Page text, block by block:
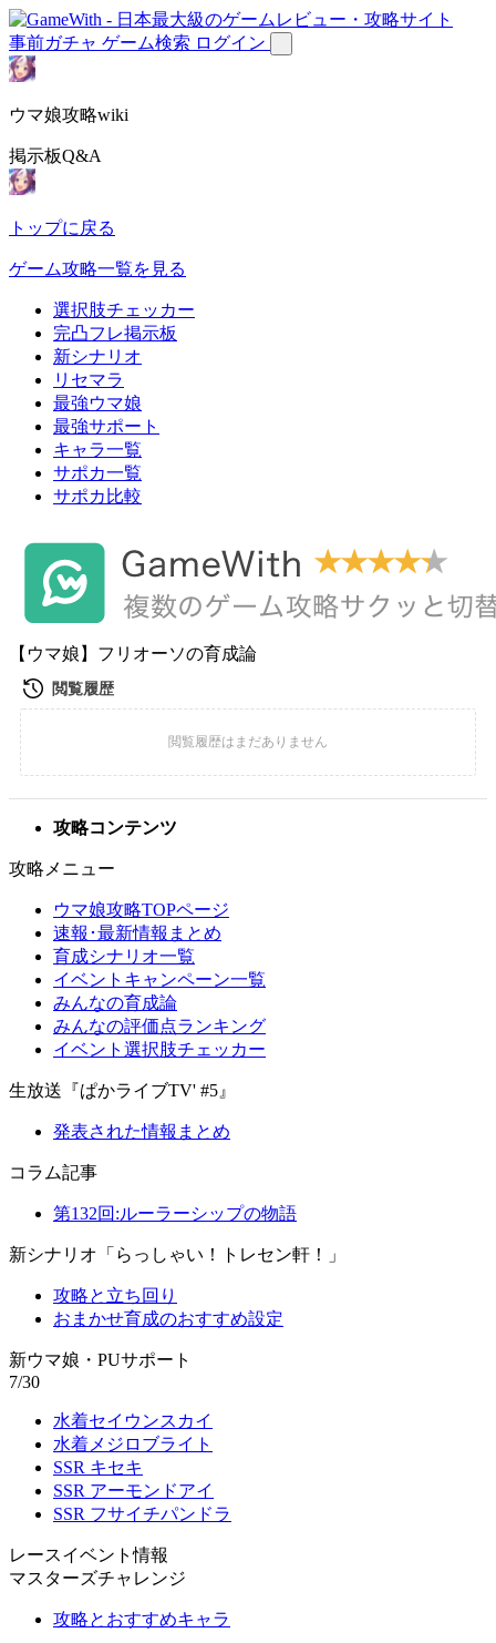
事前ガチャ ゲーム検索 ログイン
ウマ娘攻略wiki
掲示板Q&A
トップに戻る
ゲーム攻略一覧を見る
選択肢チェッカー
完凸フレ掲示板
新シナリオ
リセマラ
最強ウマ娘
最強サポート
キャラ一覧
サポカ一覧
サポカ比較
【ウマ娘】フリオーソの育成論
攻略コンテンツ
攻略メニュー
ウマ娘攻略TOPページ
速報･最新情報まとめ
育成シナリオ一覧
イベントキャンペーン一覧
みんなの育成論
みんなの評価点ランキング
イベント選択肢チェッカー
生放送『ぱかライブTV' #5』
発表された情報まとめ
コラム記事
第132回:ルーラーシップの物語
新シナリオ「らっしゃい！トレセン軒！」
攻略と立ち回り
おまかせ育成のおすすめ設定
新ウマ娘・PUサポート
7/30
水着セイウンスカイ
水着メジロブライト
SSR キセキ
SSR アーモンドアイ
SSR フサイチパンドラ
レースイベント情報
マスターズチャレンジ
攻略とおすすめキャラ